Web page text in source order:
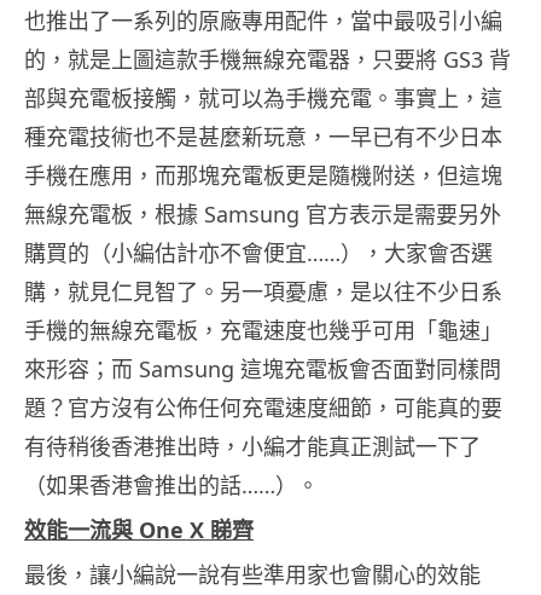
也推出了一系列的原廠專用配件，當中最吸引小編
的，就是上圖這款手機無線充電器，只要將 GS3 背
部與充電板接觸，就可以為手機充電。事實上，這
種充電技術也不是甚麼新玩意，一早已有不少日本
手機在應用，而那塊充電板更是隨機附送，但這塊
無線充電板，根據 Samsung 官方表示是需要另外
購買的（小編估計亦不會便宜……），大家會否選
購，就見仁見智了。另一項憂慮，是以往不少日系
手機的無線充電板，充電速度也幾乎可用「龜速」
來形容；而 Samsung 這塊充電板會否面對同樣問
題？官方沒有公佈任何充電速度細節，可能真的要
有待稍後香港推出時，小編才能真正測試一下了
（如果香港會推出的話……）。
效能一流與 One X 睇齊
最後，讓小編說一說有些準用家也會關心的效能